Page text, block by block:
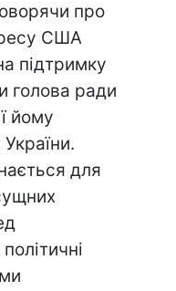
про
США
підтримку
голова ради
йому
для